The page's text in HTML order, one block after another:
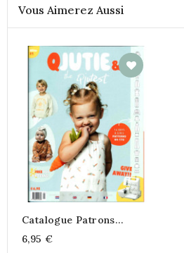
Vous Aimerez Aussi
Catalogue Patrons
QJUTIE & The Qjutest
6,95 €